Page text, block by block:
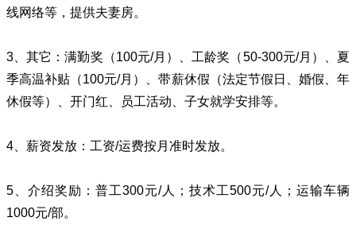
线网络等，提供夫妻房。
3、其它：满勤奖（100元/月）、工龄奖（50-300元/月）、夏
季高温补贴（100元/月）、带薪休假（法定节假日、婚假、年
休假等）、开门红、员工活动、子女就学安排等。
4、薪资发放：工资/运费按月准时发放。
5、介绍奖励：普工300元/人；技术工500元/人；运输车辆
1000元/部。